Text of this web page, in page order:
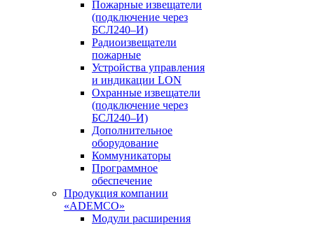
Пожарные извещатели
(подключение через
БСЛ240–И)
Радиоизвещатели
пожарные
Устройства управления
и индикации LON
Охранные извещатели
(подключение через
БСЛ240–И)
Дополнительное
оборудование
Коммуникаторы
Программное
обеспечение
Продукция компании
«ADEMCO»
Модули расширения